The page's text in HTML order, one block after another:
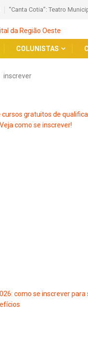
“Canta Cotia”: Teatro
COLUNISTAS
inscrever